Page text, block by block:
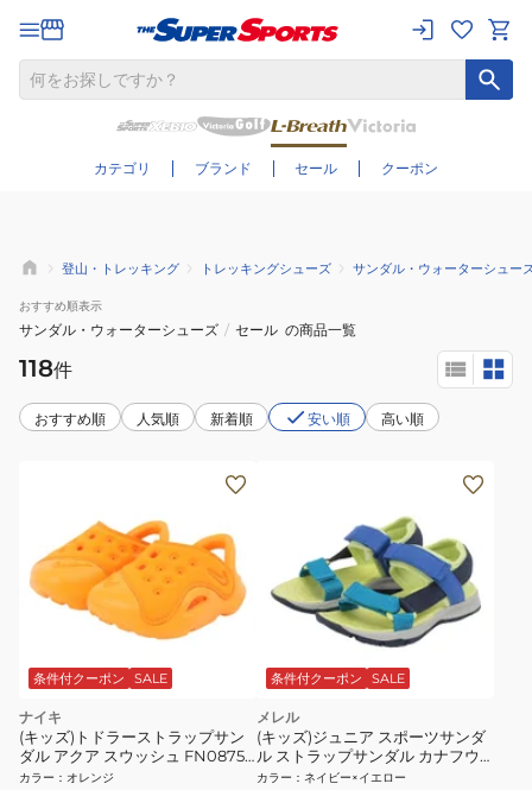
カテゴリ ブランド セール クーポン
さらに絞り込む
登山・トレッキング トレッキングシューズ サンダル・ウォーターシュー
おすすめ順表示
サンダル・ウォーターシューズ / セール の商品一覧
118件
おすすめ順 人気順 新着順 安い順 高い順
条件付クーポン SALE
ナイキ
(キッズ)トドラーストラップサン
ダル アクア スウッシュ FN0875-
800 キッズ 子供 ベビー 水遊び キ
カラー ： オレンジ
条件付クーポン SALE
メレル
(キッズ)ジュニア スポーツサンダ
ル ストラップサンダル カナフウ
ェブ ネイビー イエロー
カラー ： ネイビー×イエロー